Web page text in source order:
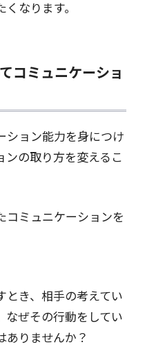
なります。
コミュニケーショ
ション能力を身につけ
ンの取り方を変えるこ
コミュニケーションを
とき、相手の考えてい
なぜその行動をしてい
ありませんか？